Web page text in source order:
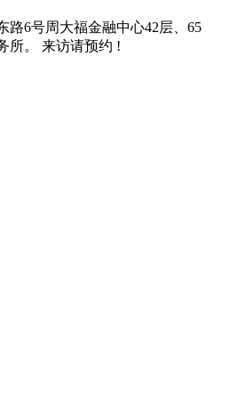
路6号周大福金融中心42层、65
所。 来访请预约 !